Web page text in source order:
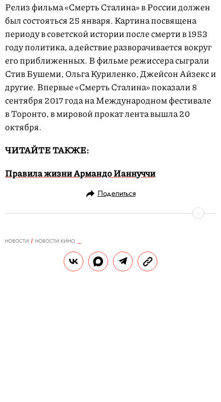
Релиз фильма «Смерть Сталина» в России должен
был состояться 25 января. Картина посвящена
периоду в советской истории после смерти в 1953
году политика, а действие разворачивается вокруг
его приближенных. В фильме режиссера сыграли
Стив Бушеми, Ольга Куриленко, Джейсон Айзекс и
другие. Впервые «Смерть Сталина» показали 8
сентября 2017 года на Международном фестивале
в Торонто, в мировой прокат лента вышла 20
октября.
ЧИТАЙТЕ ТАКЖЕ:
Правила жизни Армандо Ианнуччи
Поделиться
НОВОСТИ
НОВОСТИ КИНО
ОБНОВЛЕНО 14.02.2026, 20:29
Фильм «Нелюбовь» Андрея